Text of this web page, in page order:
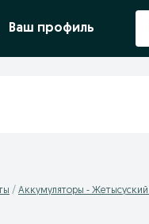
Ваш профиль
Аккумуляторы -